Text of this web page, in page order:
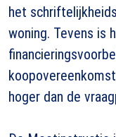
het
woning. Tevens is
hoger dan de